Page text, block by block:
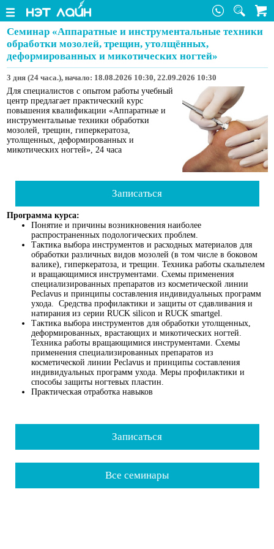
Семинар «Аппаратные и инструментальные техники
обработки мозолей, трещин, утолщённых,
деформированных и микотических ногтей»
3 дня (24 часа.), начало: 18.08.2026 10:30, 22.09.2026 10:30
Для специалистов с опытом работы учебный
центр предлагает практический курс
повышения квалификации «Аппаратные и
инструментальные техники обработки
мозолей, трещин, гиперкератоза,
утолщенных, деформированных и
микотических ногтей», 24 часа
Записаться
Программа курса:
Понятие и причины возникновения наиболее
распространенных подологических проблем.
Тактика выбора инструментов и расходных материалов для
обработки различных видов мозолей (в том числе в боковом
валике), гиперкератоза, и трещин. Техника работы скальпелем
и вращающимися инструментами. Схемы применения
специализированных препаратов из косметической линии
Peclavus и принципы составления индивидуальных программ
ухода. Средства профилактики и защиты от сдавливания и
натирания из серии RUCK silicon и RUCK smartgel.
Тактика выбора инструментов для обработки утолщенных,
деформированных, врастающих и микотических ногтей.
Техника работы вращающимися инструментами. Схемы
применения специализированных препаратов из
косметической линии Peclavus и принципы составления
индивидуальных программ ухода. Меры профилактики и
способы защиты ногтевых пластин.
Практическая отработка навыков
Записаться
Все семинары